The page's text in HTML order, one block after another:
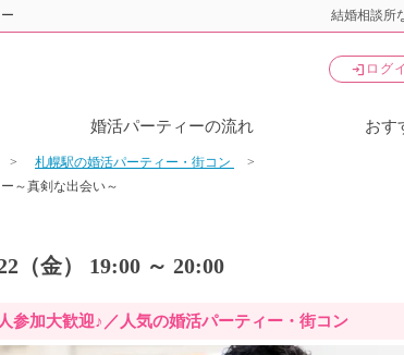
結婚相談所
login ログ
婚活パーティーの流れ おす
札幌駅の婚活パーティー・街コン
～真剣な出会い～
（金） 19:00 ～ 20:00
参加大歓迎♪／人気の婚活パーティー・街コン